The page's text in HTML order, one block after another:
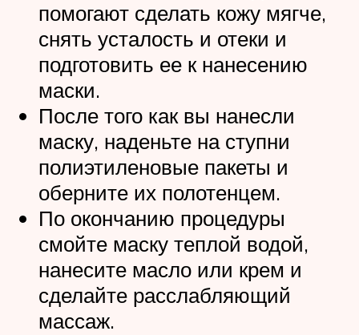
помогают сделать кожу мягче,
снять усталость и отеки и
подготовить ее к нанесению
маски.
После того как вы нанесли
маску, наденьте на ступни
полиэтиленовые пакеты и
оберните их полотенцем.
По окончанию процедуры
смойте маску теплой водой,
нанесите масло или крем и
сделайте расслабляющий
массаж.